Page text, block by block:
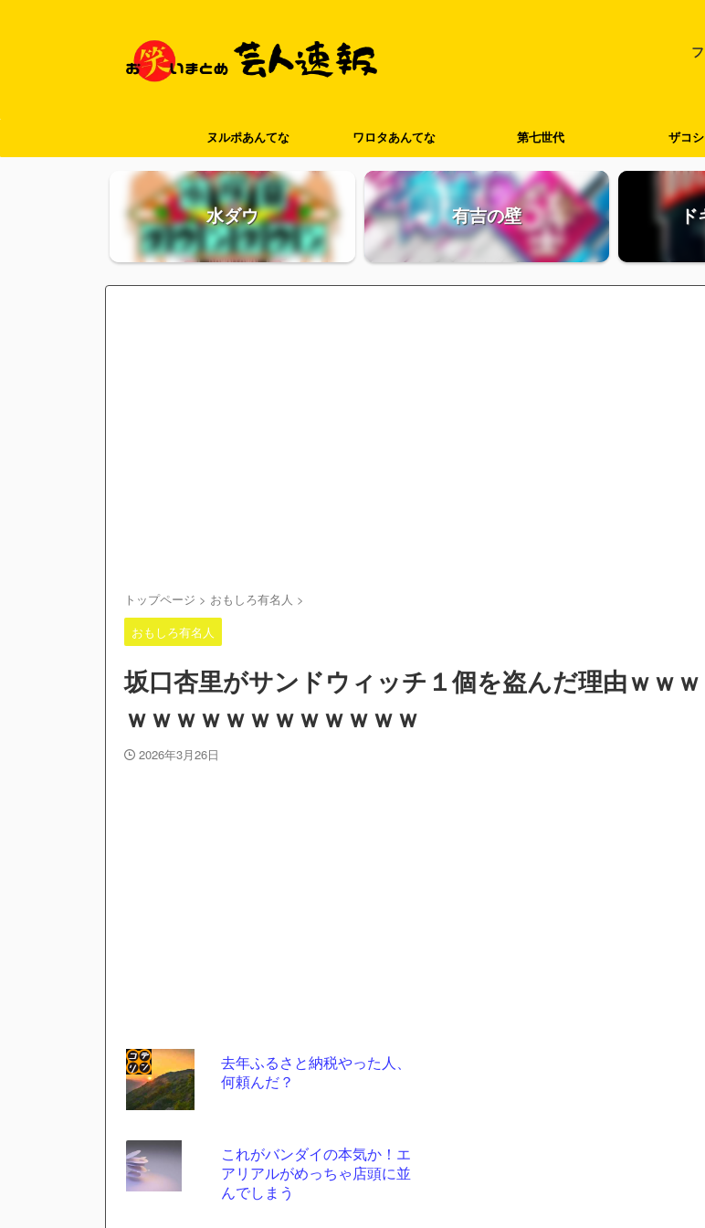
ヌルポあんてな ワロタあんてな 第七世代 ザコシ
水ダウ 有吉の壁
トップページ > おもしろ有名人 >
おもしろ有名人
坂口杏里がサンドウィッチ１個を盗んだ理由ｗｗｗ
ｗｗｗｗｗｗｗｗｗｗｗｗ
2026年3月26日
去年ふるさと納税やった人、
何頼んだ？
これがバンダイの本気か！エ
アリアルがめっちゃ店頭に並
んでしまう
コテ
リン
- 固
定リ
ンク